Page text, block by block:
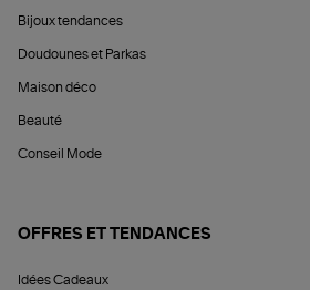
Bijoux tendances
Doudounes et Parkas
Maison déco
Beauté
Conseil Mode
OFFRES ET TENDANCES
Idées Cadeaux